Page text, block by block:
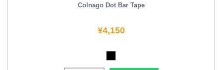
Colnago Dot Bar Tape
¥4,150